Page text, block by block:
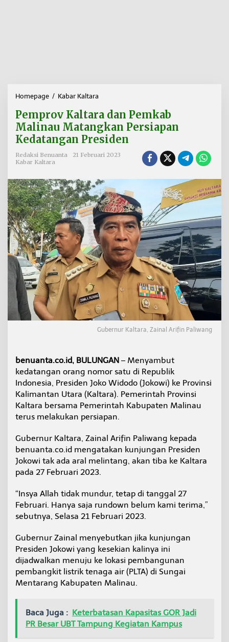
Homepage / Kabar Kaltara
m
p
r
o
l
t
a
r
a
d
a
n
P
e
m
k
b
M
a
l
u
M
a
t
n
g
a
n
P
e
r
i
a
p
a
K
e
d
t
a
a
n
Pemprov Kaltara dan Pemkab
Malinau Matangkan Persiapan
Kedatangan Presiden
Redaksi Benuanta
21 Februari 2023
Kabar Kaltara
Gubernur Kaltara, Zainal Arifin Paliwang
benuanta.co.id, BULUNGAN – Menyambut
kedatangan orang nomor satu di Republik
Indonesia, Presiden Joko Widodo (Jokowi) ke Provinsi
Kalimantan Utara (Kaltara). Pemerintah Provinsi
Kaltara bersama Pemerintah Kabupaten Malinau
terus melakukan persiapan.
Gubernur Kaltara, Zainal Arifin Paliwang kepada
benuanta.co.id mengatakan kunjungan Presiden
Jokowi tak ada aral melintang, akan tiba ke Kaltara
pada 27 Februari 2023.
“Insya Allah tidak mundur, tetap di tanggal 27
Februari. Hanya saja rundown belum kami terima,”
sebutnya, Selasa 21 Februari 2023.
Gubernur Zainal menyebutkan jika kunjungan
Presiden Jokowi yang kesekian kalinya ini
dijadwalkan menuju ke lokasi pembangunan
pembangkit listrik tenaga air (PLTA) di Sungai
Mentarang Kabupaten Malinau.
Baca Juga : Keterbatasan Kapasitas GOR Jadi
PR Besar UBT Tampung Kegiatan Kampus